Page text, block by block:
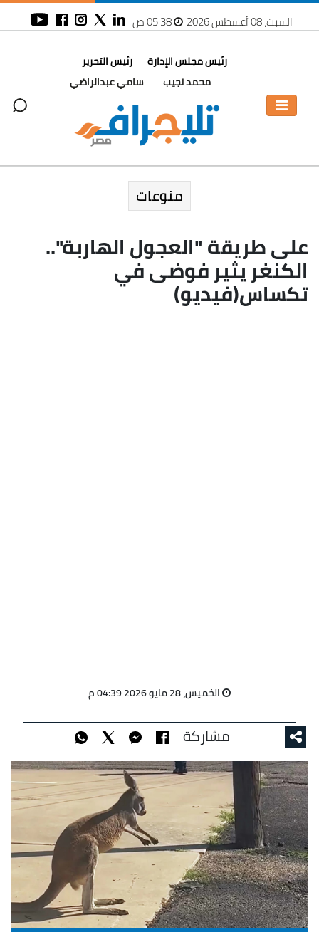
السبت، 08 أغسطس 2026 05:38 ص
رئيس مجلس الإدارة
محمد نجيب
رئيس التحرير
سامي عبدالراضي
منوعات
على طريقة "العجول الهاربة"..
الكنغر يثير فوضى في
تكساس(فيديو)
الخميس، 28 مايو 2026 04:39 م
مشاركة